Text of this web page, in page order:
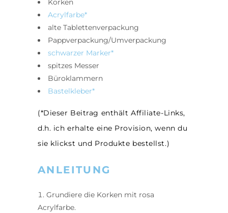
Korken
Acrylfarbe*
alte Tablettenverpackung
Pappverpackung/Umverpackung
schwarzer Marker*
spitzes Messer
Büroklammern
Bastelkleber*
(*Dieser Beitrag enthält Affiliate-Links,
d.h. ich erhalte eine Provision, wenn du
sie klickst und Produkte bestellst.)
ANLEITUNG
Grundiere die Korken mit rosa
Acrylfarbe.